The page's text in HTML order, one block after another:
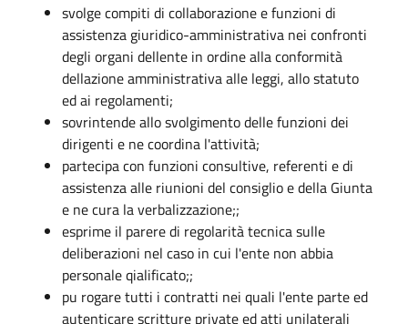
svolge compiti di collaborazione e funzioni di
assistenza giuridico-amministrativa nei confronti
degli organi dellente in ordine alla conformità
dellazione amministrativa alle leggi, allo statuto
ed ai regolamenti;
sovrintende allo svolgimento delle funzioni dei
dirigenti e ne coordina l'attività;
partecipa con funzioni consultive, referenti e di
assistenza alle riunioni del consiglio e della Giunta
e ne cura la verbalizzazione;;
esprime il parere di regolarità tecnica sulle
deliberazioni nel caso in cui l'ente non abbia
personale qialificato;;
pu rogare tutti i contratti nei quali l'ente parte ed
autenticare scritture private ed atti unilaterali